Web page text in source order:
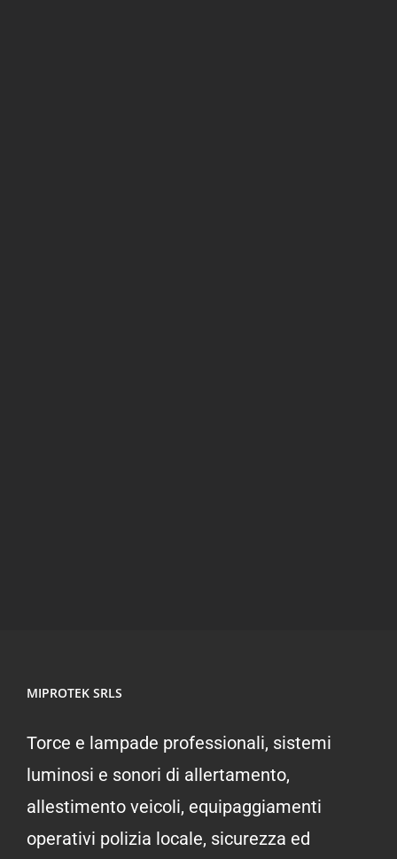
MIPROTEK SRLS
Torce e lampade professionali, sistemi
luminosi e sonori di allertamento,
allestimento veicoli, equipaggiamenti
operativi polizia locale, sicurezza ed